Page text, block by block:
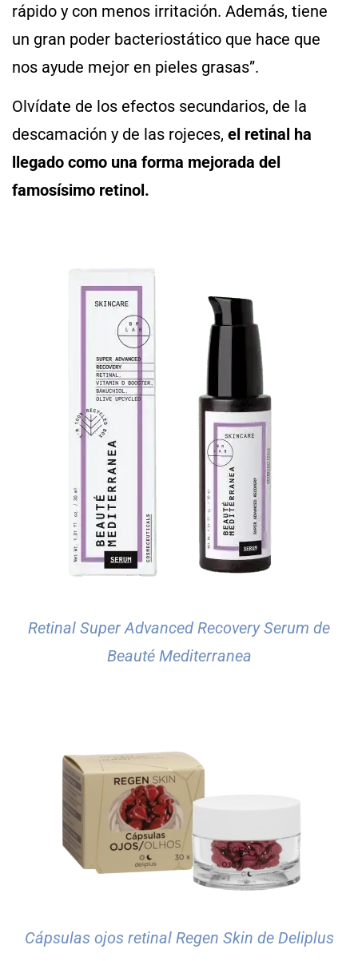
rápido y con menos irritación. Además, tiene
un gran poder bacteriostático que hace que
nos ayude mejor en pieles grasas”.
Olvídate de los efectos secundarios, de la
descamación y de las rojeces, el retinal ha
llegado como una forma mejorada del
famosísimo retinol.
Retinal Super Advanced Recovery Serum de
Beauté Mediterranea
Cápsulas ojos retinal Regen Skin de Deliplus